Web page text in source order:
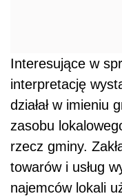
Interesujące w
interpretację
działał w imieniu
zasobu
rzecz gminy.
towarów i usług
najemców lokali